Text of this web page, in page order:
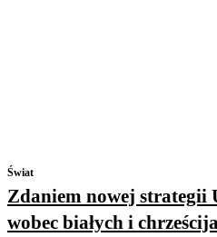
Świat
Zdaniem nowej strategii
wobec białych i